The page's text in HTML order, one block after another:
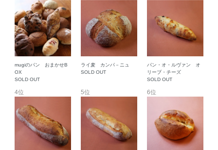
mugiのパン おまかせB
OX
SOLD OUT
ライ麦 カンパ－ニュ
SOLD OUT
パン・オ・ルヴァン オ
リーブ・チーズ
SOLD OUT
4位 5位 6位